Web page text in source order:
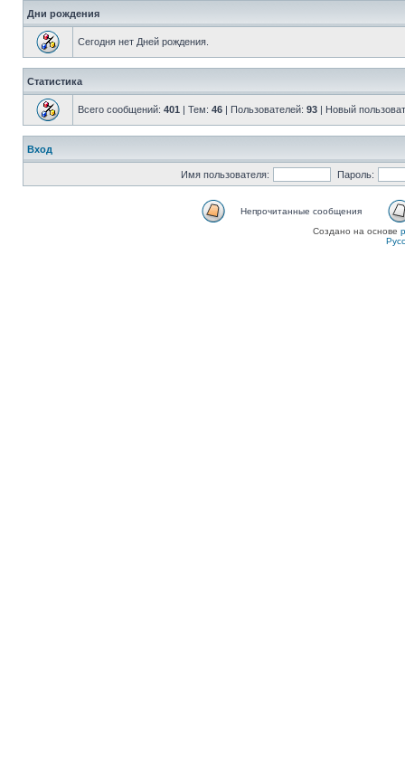
Дни рождения
Сегодня нет Дней рождения.
Статистика
Всего сообщений: 401 | Тем: 46 | Пользователей: 93 | Новый
Вход
Имя пользователя: Пароль:
Непрочитанные сообщения
Создано на основе